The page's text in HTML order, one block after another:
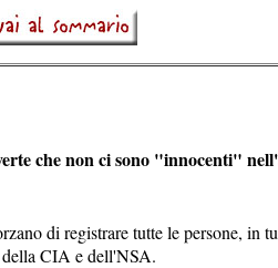
che non ci sono "innocenti"
di registrare tutte le persone, in
CIA e dell'NSA.